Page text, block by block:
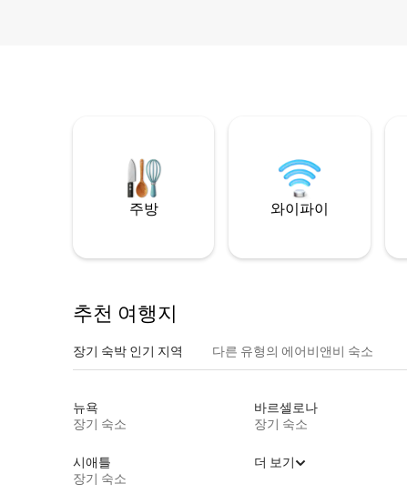
주방 와이파이
추천 여행지
장기 숙박 인기 지역 다른 유형의 에어비앤비 숙소
뉴욕
장기 숙소
바르셀로나
장기 숙소
시애틀
장기 숙소
더 보기